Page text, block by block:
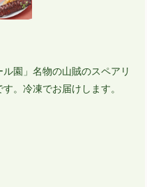
園」名物の山賊のスペアリ
。冷凍でお届けします。